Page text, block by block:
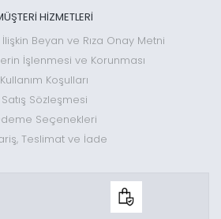
HİZMETLERİ
Beyan ve Rıza Onay Metni
İşlenmesi ve Korunması
Kullanım Koşulları
Satış Sözleşmesi
Seçenekleri
Teslimat ve İade